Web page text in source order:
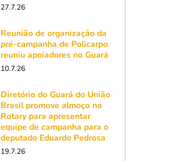
27.7.26
Reunião de organização da
pré-campanha de Policarpo
reuniu apoiadores no Guará
10.7.26
Diretório do Guará do União
Brasil promove almoço no
Rotary para apresentar
equipe de campanha para o
deputado Eduardo Pedrosa
19.7.26